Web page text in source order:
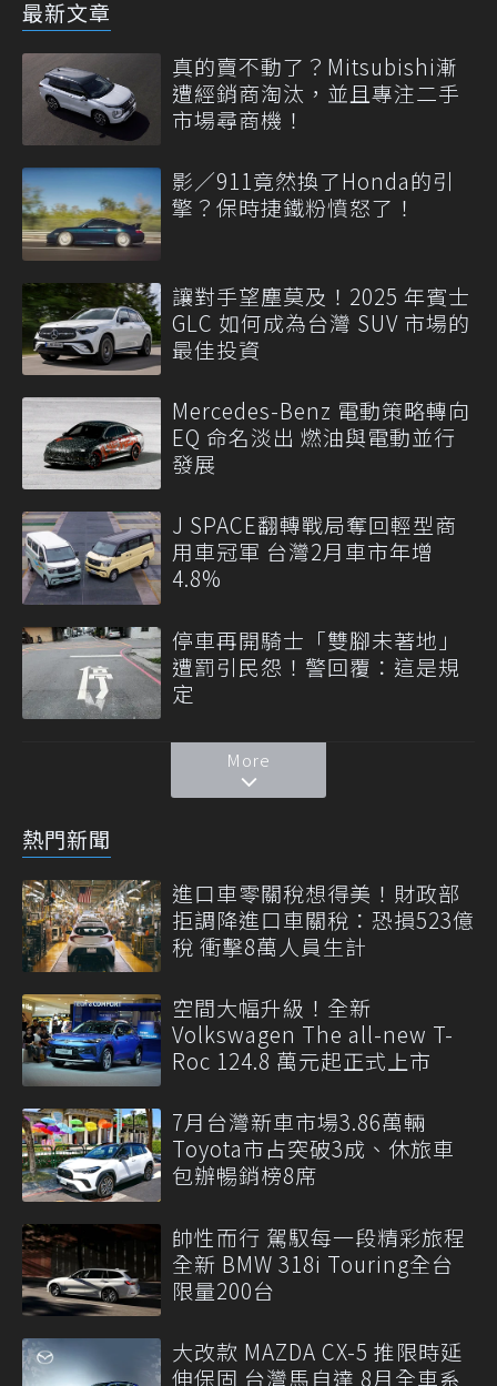
最新文章
真的賣不動了？Mitsubishi漸
遭經銷商淘汰，並且專注二手
市場尋商機！
影／911竟然換了Honda的引
擎？保時捷鐵粉憤怒了！
讓對手望塵莫及！2025 年賓士
GLC 如何成為台灣 SUV 市場的
最佳投資
Mercedes-Benz 電動策略轉向
EQ 命名淡出 燃油與電動並行
發展
J SPACE翻轉戰局奪回輕型商
用車冠軍 台灣2月車市年增
4.8%
停車再開騎士「雙腳未著地」
遭罰引民怨！警回覆：這是規
定
More
熱門新聞
進口車零關稅想得美！財政部
拒調降進口車關稅：恐損523億
稅 衝擊8萬人員生計
空間大幅升級！全新
Volkswagen The all-new T-
Roc 124.8 萬元起正式上市
7月台灣新車市場3.86萬輛
Toyota市占突破3成、休旅車
包辦暢銷榜8席
帥性而行 駕馭每一段精彩旅程
全新 BMW 318i Touring全台
限量200台
大改款 MAZDA CX-5 推限時延
伸保固 台灣馬自達 8月全車系